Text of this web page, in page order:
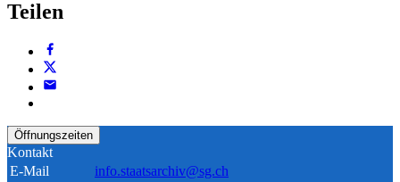
Teilen
Öffnungszeiten
Kontakt
E-Mail
info.staatsarchiv@sg.ch